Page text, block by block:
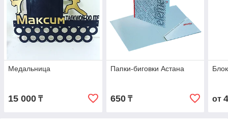
Медальница
15 000 ₸
Папки-биговки Астана
650₸ от